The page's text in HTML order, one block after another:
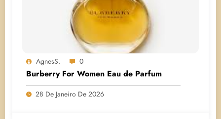
AgnesS. 0
Burberry For Women Eau de Parfum
28 De Janeiro De 2026